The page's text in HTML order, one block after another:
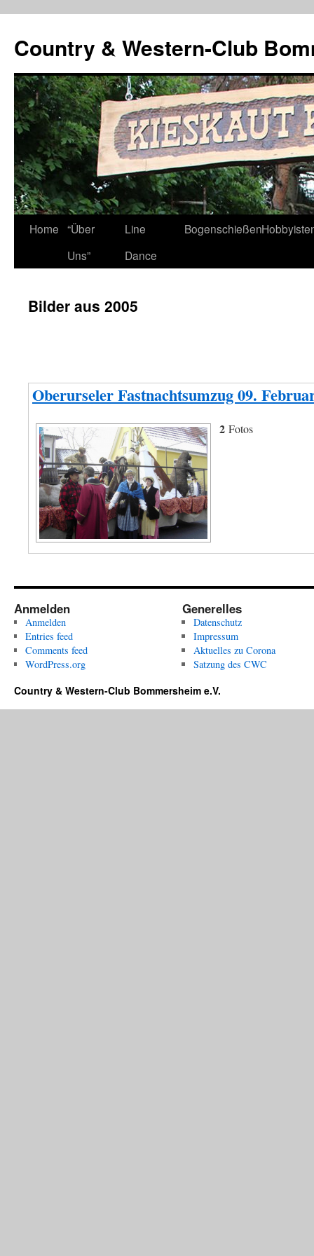
Country & Western-Club
Skip
Home “Über
Uns”
Line
Dance
Bogenschießen
Bilder aus 2005
Oberurseler Fastnachtsumzug 09.
2 Fotos
Anmelden
Anmelden
Entries feed
Comments feed
WordPress.org
Generelles
Datenschutz
Impressum
Aktuelles zu Corona
Satzung des CWC
Country & Western-Club Bommersheim e.V.